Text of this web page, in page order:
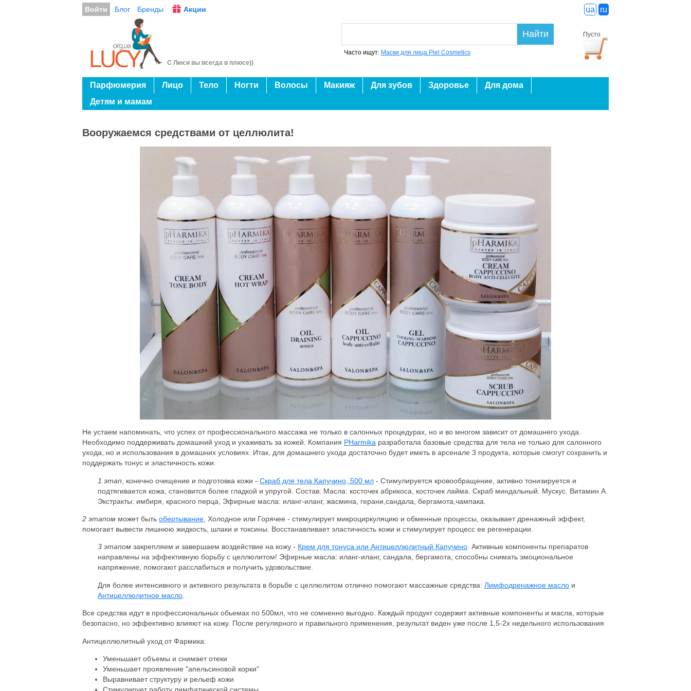
Войти Блог Бренды Акции ua ru
С Люси вы всегда в плюсе))
Пусто
Найти
Часто ищут: Маски для лица Piel Cosmetics
Парфюмерия Лицо Тело Ногти Волосы Макияж Для зубов Здоровье
Для дома
Детям и мамам
Вооружаемся средствами от целлюлита!
Не устаем напоминать, что успех от профессионального массажа не только в салонных процедурах, но и во многом зависит от домашнего ухода.
Необходимо поддерживать домашний уход и ухаживать за кожей. Компания PHarmika разработала базовые средства для тела не только для салонного
ухода, но и использования в домашних условиях. Итак, для домашнего ухода достаточно будет иметь в арсенале 3 продукта, которые смогут сохранить и
поддержать тонус и эластичность кожи.
1 этап , конечно очищение и подготовка кожи - Скраб для тела Капучино, 500 мл - Стимулируется кровообращение, активно тонизируется и
подтягивается кожа, становится более гладкой и упругой. Состав: Масла: косточек абрикоса, косточек лайма. Скраб миндальный. Мускус. Витамин А.
Экстракты: имбиря, красного перца, Эфирные масла: иланг-иланг, жасмина, герани,сандала, бергамота,чампака.
2 этапом может быть обертывание , Холодное или Горячее - стимулирует микроциркуляцию и обменные процессы, оказывает дренажный эффект,
помогает вывести лишнюю жидкость, шлаки и токсины. Восстанавливает эластичность кожи и стимулирует процесс ее регенерации.
3 этапом закрепляем и завершаем воздействие на кожу - Крем для тонуса или Антицеллюлитный Капучино. Активные компоненты препаратов
направлены на эффективную борьбу с целлюлитом! Эфирные масла: иланг-иланг, сандала, бергамота, способны снимать эмоциональное
напряжение, помогают расслабиться и получить удовольствие.
Для более интенсивного и активного результата в борьбе с целлюлитом отлично помогают массажные средства: Лимфодренажное масло и
Антицеллюлитное масло
Все средства идут в профессиональных обьемах по 500мл, что не сомненно выгодно. Каждый продукт содержит активные компоненты и масла, которые
безопасно, но эффективно влияют на кожу. После регулярного и правильного применения, результат виден уже после 1,5-2х недельного использования
Антицеллюлитный уход от Фармика:
Уменьшает объемы и снимает отеки
Уменьшает проявление "апельсиновой корки"
Выравнивает структуру и рельеф кожи